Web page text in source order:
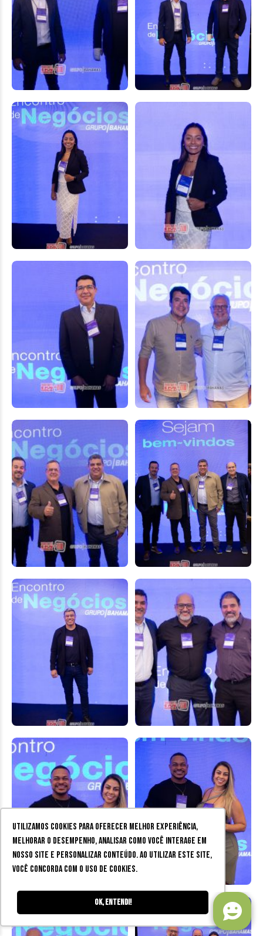
Utilizamos cookies para oferecer melhor experiência,
melhorar o desempenho, analisar como você interage em
nosso site e personalizar conteúdo. Ao utilizar este site,
você concorda com o uso de cookies.
Ok, entendi!